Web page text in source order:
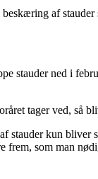
af
stauder ned i
tager ved, så
kun
som man